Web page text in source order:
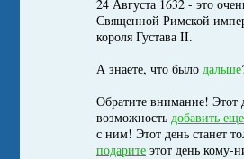
24 Августа 1632 - это
Священной Римской
короля Густава II.
А знаете, что было дальше
Обратите внимание! Этот
возможность добавить
с ним! Этот день станет
подарите этот день кому-